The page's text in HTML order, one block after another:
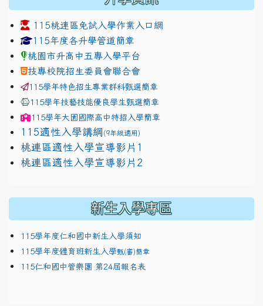
115桃連區免試入學作業入口網
link to https://www.jhjhs.tyc.edu.tw/modules/
115年度各升學管道簡章
桃園市升高中五專入學平台
技專校院招生委員會聯合會
115學年特色招生專業群科甄選簡章
115學年技藝技能優良學生甄選簡章
115學年大園國際高中特招入學簡章
115適性入學講綱 (9年級適用)
link to https://docs.google.com/presentation/d/
桃連區適性入學宣導影片1
link to https://docs.google.com/presentation/d/
桃連區適性入學宣導影片2
新生入學專區
115學年度仁和國中新生入學須知
115學年度體育班新生入學甄(審)簡章
115仁和國中管樂團 第24屆報名表